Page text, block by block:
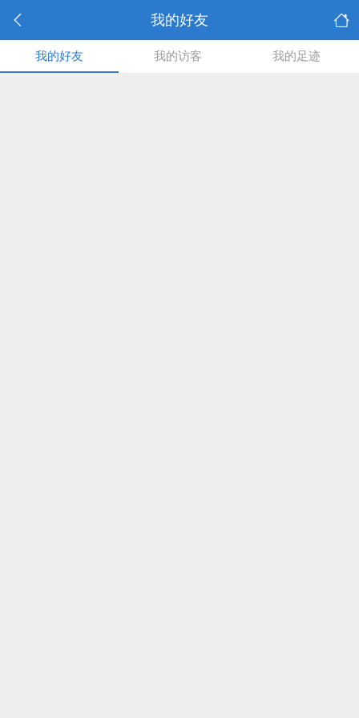
我的好友
我的好友 我的访客 我的足迹